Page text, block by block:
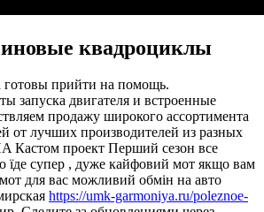
квадроциклы
готовы прийти на помощь.
запуска двигателя и встроенные
продажу широкого ассортимента
от лучших производителей из разных
Кастом проект Перший сезон все
їде супер , дуже кайфовий мот якщо вам
для вас можливий обмін на авто
https://umk-garmoniya.ru/poleznoe-